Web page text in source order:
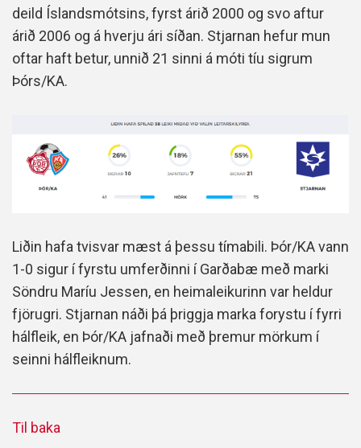
deild Íslandsmótsins, fyrst árið 2000 og svo aftur
árið 2006 og á hverju ári síðan. Stjarnan hefur mun
oftar haft betur, unnið 21 sinni á móti tíu sigrum
Þórs/KA.
Liðin hafa tvisvar mæst á þessu tímabili. Þór/KA vann
1-0 sigur í fyrstu umferðinni í Garðabæ með marki
Söndru Maríu Jessen, en heimaleikurinn var heldur
fjörugri. Stjarnan náði þá þriggja marka forystu í fyrri
hálfleik, en Þór/KA jafnaði með þremur mörkum í
seinni hálfleiknum.
Til baka